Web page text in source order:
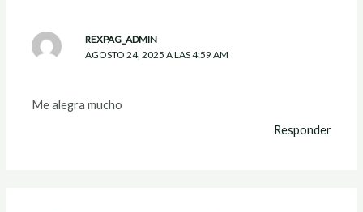
REXPAG_ADMIN
AGOSTO 24, 2025 A LAS 4:59 AM
Me alegra mucho
Responder